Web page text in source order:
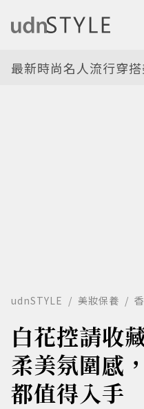
最新時尚名人流行穿搭
udnSTYLE 美妝保養
白花控請收
柔美氛圍感
都值得入手